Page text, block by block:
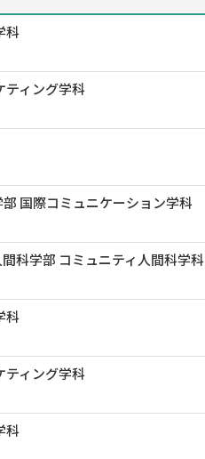
科
ティング学科
国際コミュニケーション学科
科学部 コミュニティ人間科学科
科
ティング学科
科